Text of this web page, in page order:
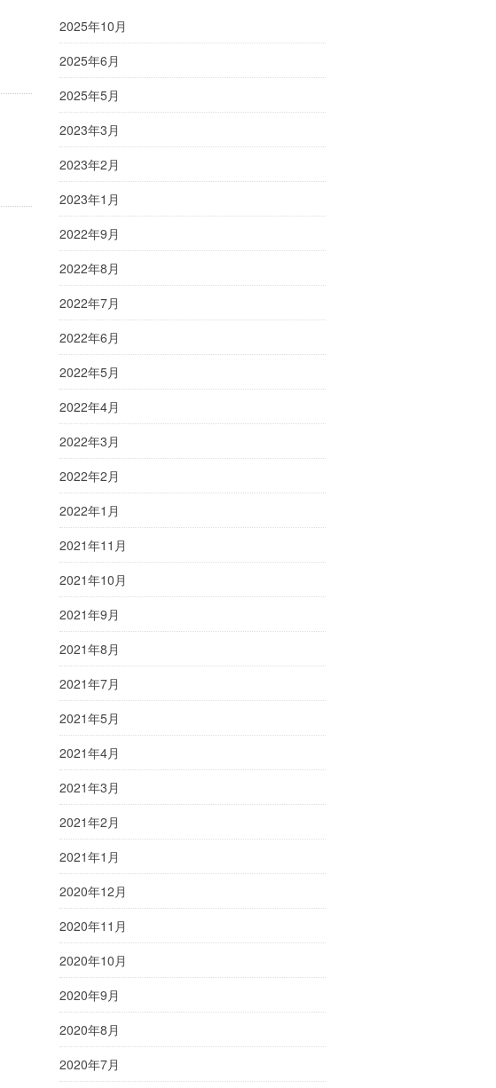
2025年10月
2025年6月
2025年5月
2023年3月
2023年2月
2023年1月
2022年9月
2022年8月
2022年7月
2022年6月
2022年5月
2022年4月
2022年3月
2022年2月
2022年1月
2021年11月
2021年10月
2021年9月
2021年8月
2021年7月
2021年5月
2021年4月
2021年3月
2021年2月
2021年1月
2020年12月
2020年11月
2020年10月
2020年9月
2020年8月
2020年7月